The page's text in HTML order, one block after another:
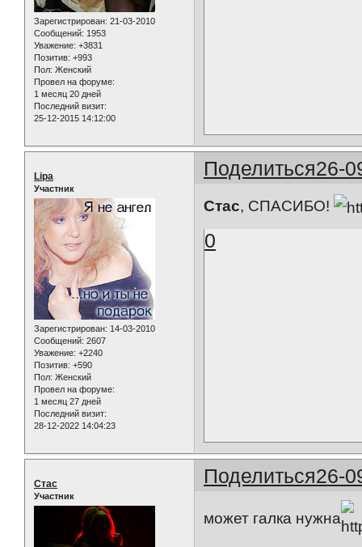
Зарегистрирован: 21-03-2010
Сообщений: 1953
Уважение: +3831
Позитив: +993
Пол: Женский
Провел на форуме:
1 месяц 20 дней
Последний визит:
25-12-2015 14:12:00
Поделиться26-
Lipa
Участник
Зарегистрирован: 14-03-2010
Сообщений: 2607
Уважение: +2240
Позитив: +590
Пол: Женский
Провел на форуме:
1 месяц 27 дней
Последний визит:
28-12-2022 14:04:23
Стас, СПАСИБО!
0
Поделиться26-
Стас
Участник
может галка нужна